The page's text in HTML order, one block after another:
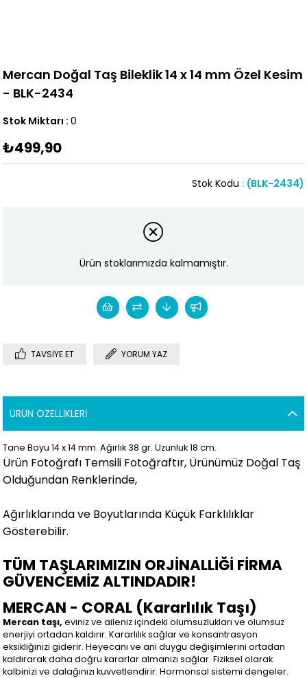
Mercan Doğal Taş Bileklik 14 x 14 mm Özel Kesim
- BLK-2434
Stok Miktarı : 0
₺499,90
(BLK-2434)
Stok Kodu
Ürün stoklarımızda kalmamıştır.
TAVSIYE ET YORUM YAZ
ÜRÜN ÖZELLIKLERI
Tane Boyu 14 x 14 mm. Ağırlık 38 gr. Uzunluk 18 cm.
Ürün Fotoğrafı Temsili Fotoğraftır, Ürünümüz Doğal Taş
Olduğundan Renklerinde,
Ağırlıklarında ve Boyutlarında Küçük Farklılıklar
Gösterebilir.
TÜM TAŞLARIMIZIN ORJİNALLİĞİ FİRMA
GÜVENCEMİZ ALTINDADIR!
MERCAN - CORAL (Kararlılık Taşı)
Mercan taşı,eviniz ve aileniz içindeki olumsuzlukları ve olumsuz
enerjiyi ortadan kaldırır. Kararlılık sağlar ve konsantrasyon
eksikliğinizi giderir. Heyecanı ve ani duygu değişimlerini ortadan
kaldırarak daha doğru kararlar almanızı sağlar. Fiziksel olarak
kalbinizi ve dalağınızı kuvvetlendirir. Hormonsal sistemi dengeler.